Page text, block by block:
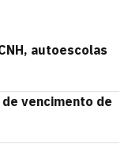
autoescolas
vencimento de